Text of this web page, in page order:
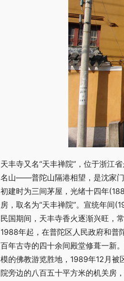
天丰寺又名“天丰禅院”，位于浙江
名山——普陀山隔港相望，是沈家门
初建时为三间茅屋，光绪十四年
房，取名为“天丰禅院”。宣统年间
民国期间，天丰寺香火逐渐兴旺，
1988年起，在普陀区人民政府和普
百年古寺的四十余间殿堂修葺一新
模的佛教游览胜地，1989年12月
院旁边的八百五十平方米的机关房